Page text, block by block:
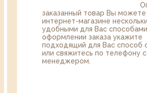
заказанный товар Вы
интернет-магазине
удобными для Вас
оформлении заказа укажите
подходящий для Вас способ
или свяжитесь по телефону
менеджером.